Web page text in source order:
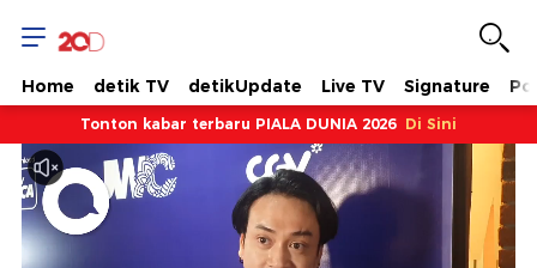
Home detik TV detikUpdate Live TV Signature
Tonton kabar terbaru PIALA DUNIA 2026 Di Sini